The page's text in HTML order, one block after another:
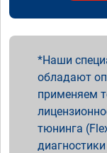
Наши
обладают
применяем
тюнинга